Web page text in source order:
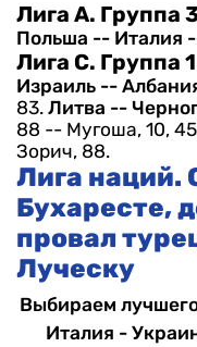
Лига А. Группа
Польша -- Италия
Лига С. Группа 1
Израиль --
83. Литва --
88 -- Мугоша, 10,
Зорич, 88.
Лига наций.
Бухаресте,
провал
Луческу
Выбираем
Италия -